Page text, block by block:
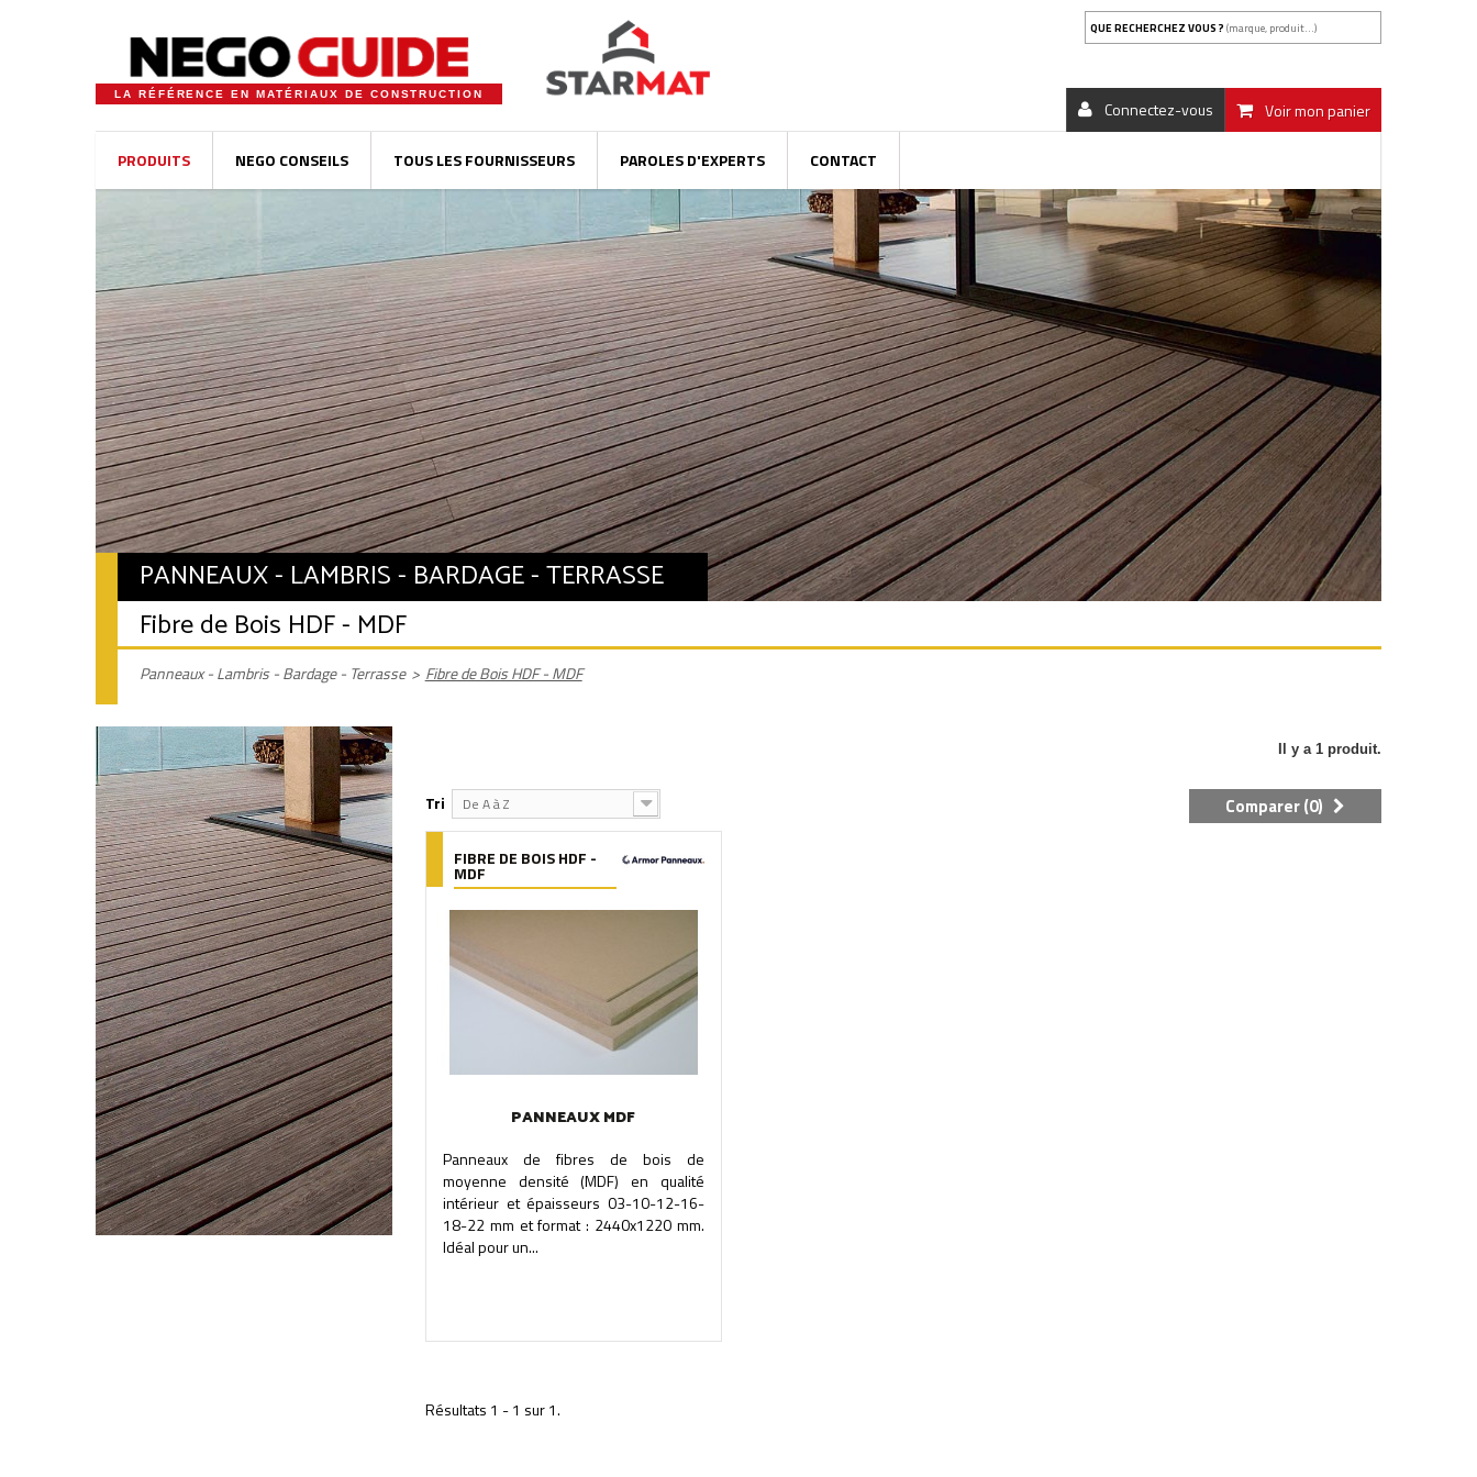
LA RÉFÉRENCE EN MATÉRIAUX DE CONSTRUCTION
QUE RECHERCHEZ VOUS ? (marque, produit...)
Voir mon panier
Connectez-vous
PRODUITS NEGO CONSEILS TOUS LES FOURNISSEURS PAROLES D'EXPERTS CONTACT
PANNEAUX - LAMBRIS - BARDAGE - TERRASSE
Fibre de Bois HDF - MDF
Panneaux - Lambris - Bardage - Terrasse > Fibre de Bois HDF - MDF
Il y a 1 produit.
Tri De A à Z Comparer (0)
FIBRE DE BOIS HDF -
MDF
PANNEAUX MDF
Panneaux de fibres de bois de
moyenne densité (MDF) en qualité
intérieur et épaisseurs 03-10-12-16-
18-22 mm et format : 2440x1220 mm.
Idéal pour un...
Résultats 1 - 1 sur 1.